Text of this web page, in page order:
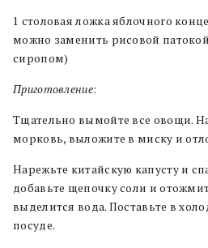
1 столовая ложка яблочного
можно заменить рисовой
сиропом)
Приготовление:
Тщательно вымойте все овощи.
морковь, выложите в миску и
Нарежьте китайскую капусту и
добавьте щепочку соли и
выделится вода. Поставьте в
посуде.